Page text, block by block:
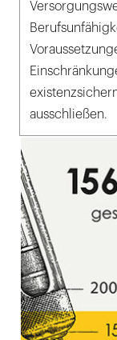
ausschließen.